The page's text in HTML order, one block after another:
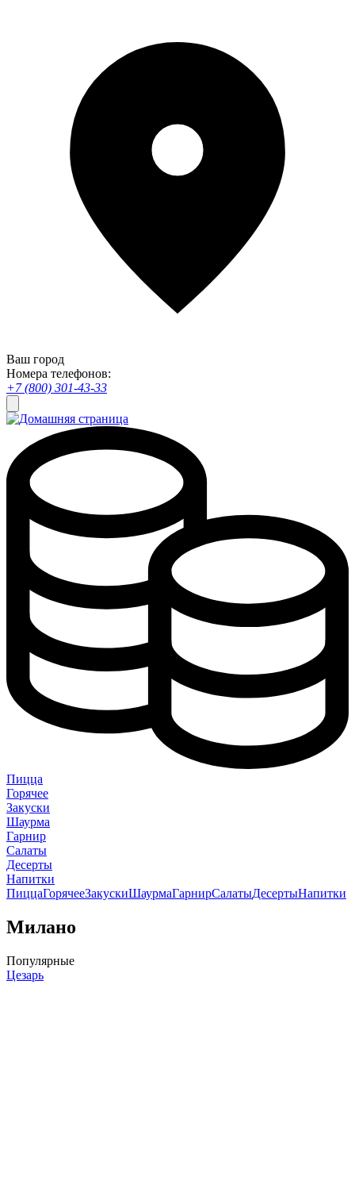
Ваш город
Номера телефонов:
+7 (800) 301-43-33
Пицца
Горячее
Закуски
Шаурма
Гарнир
Салаты
Десерты
Напитки
ПиццаГорячееЗакускиШаурмаГарнирСалатыДесертыНапитки
Милано
Популярные
Цезарь